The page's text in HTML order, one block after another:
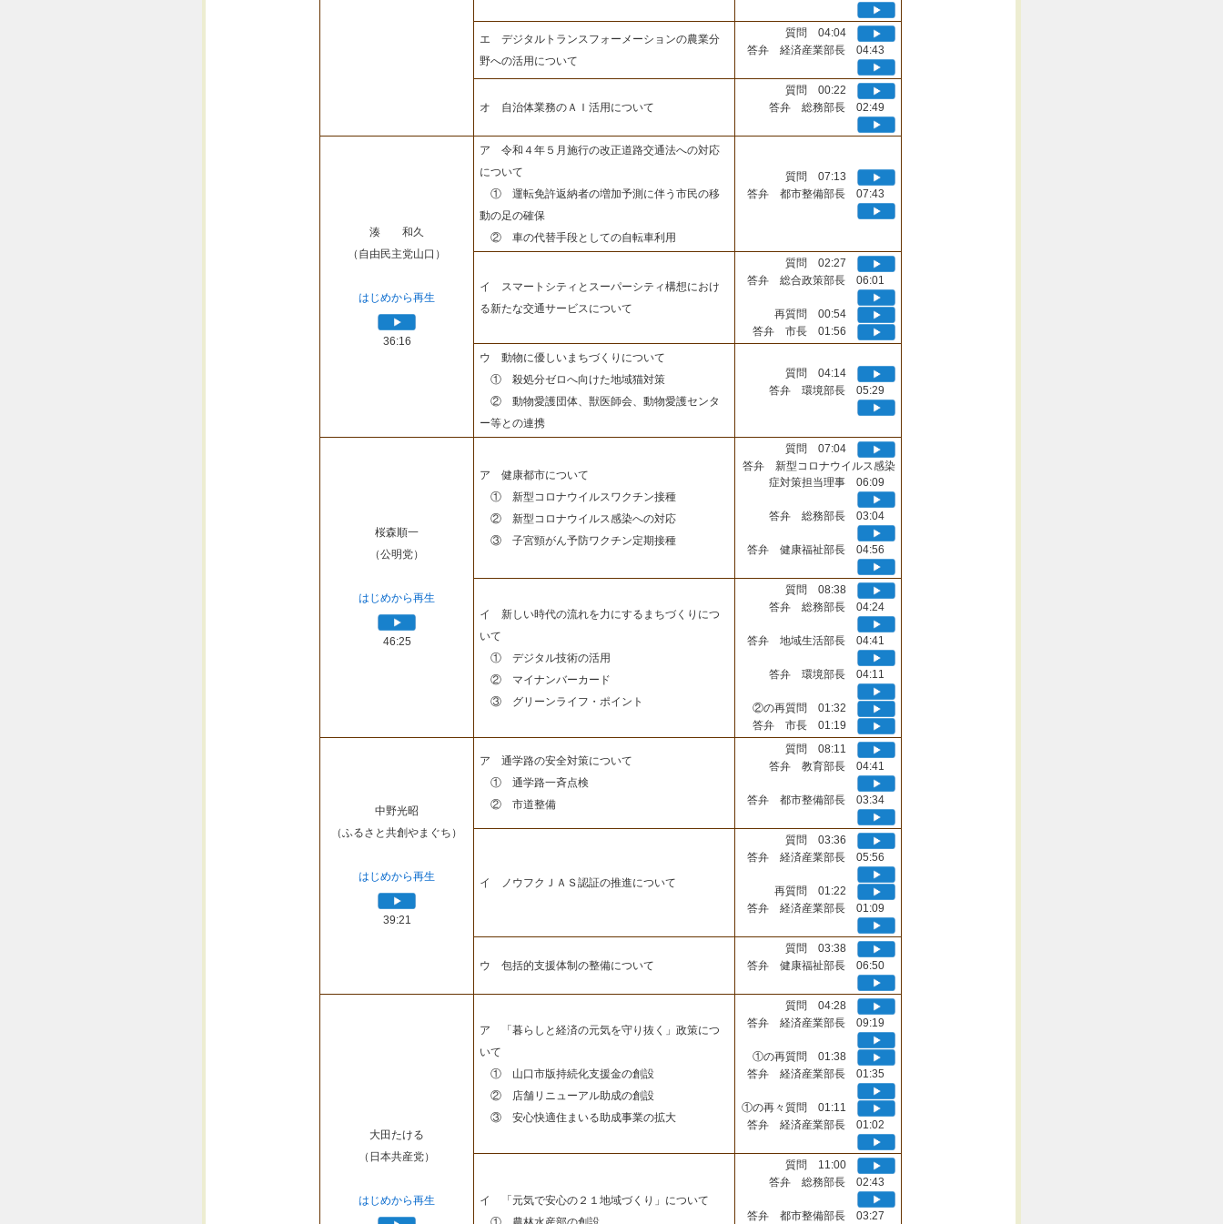
エ デジタルトランスフォーメーションの農業分
野への活用について
質問 04:04
答弁 経済産業部長 04:43
オ 自治体業務のＡＩ活用について
質問 00:22
答弁 総務部長 02:49
湊 和久
（自由民主党山口）
はじめから再生
36:16
ア 令和４年５月施行の改正道路交通法への対応
について
① 運転免許返納者の増加予測に伴う市民の移
動の足の確保
② 車の代替手段としての自転車利用
質問 07:13
答弁 都市整備部長 07:43
イ スマートシティとスーパーシティ構想におけ
る新たな交通サービスについて
質問 02:27
答弁 総合政策部長 06:01
再質問 00:54
答弁 市長 01:56
ウ 動物に優しいまちづくりについて
① 殺処分ゼロへ向けた地域猫対策
② 動物愛護団体、獣医師会、動物愛護センタ
ー等との連携
質問 04:14
答弁 環境部長 05:29
桜森順一
（公明党）
はじめから再生
46:25
ア 健康都市について
① 新型コロナウイルスワクチン接種
② 新型コロナウイルス感染への対応
③ 子宮頸がん予防ワクチン定期接種
質問 07:04
答弁 新型コロナウイルス感染
症対策担当理事 06:09
答弁 総務部長 03:04
答弁 健康福祉部長 04:56
イ 新しい時代の流れを力にするまちづくりにつ
いて
① デジタル技術の活用
② マイナンバーカード
③ グリーンライフ・ポイント
質問 08:38
答弁 総務部長 04:24
答弁 地域生活部長 04:41
答弁 環境部長 04:11
②の再質問 01:32
答弁 市長 01:19
中野光昭
（ふるさと共創やまぐち）
はじめから再生
39:21
ア 通学路の安全対策について
① 通学路一斉点検
② 市道整備
質問 08:11
答弁 教育部長 04:41
答弁 都市整備部長 03:34
イ ノウフクＪＡＳ認証の推進について
質問 03:36
答弁 経済産業部長 05:56
再質問 01:22
答弁 経済産業部長 01:09
ウ 包括的支援体制の整備について
質問 03:38
答弁 健康福祉部長 06:50
大田たける
（日本共産党）
はじめから再生
ア 「暮らしと経済の元気を守り抜く」政策につ
いて
① 山口市版持続化支援金の創設
② 店舗リニューアル助成の創設
③ 安心快適住まいる助成事業の拡大
質問 04:28
答弁 経済産業部長 09:19
①の再質問 01:38
答弁 経済産業部長 01:35
①の再々質問 01:11
答弁 経済産業部長 01:02
イ 「元気で安心の２１地域づくり」について
質問 11:00
答弁 総務部長 02:43
答弁 都市整備部長 03:27